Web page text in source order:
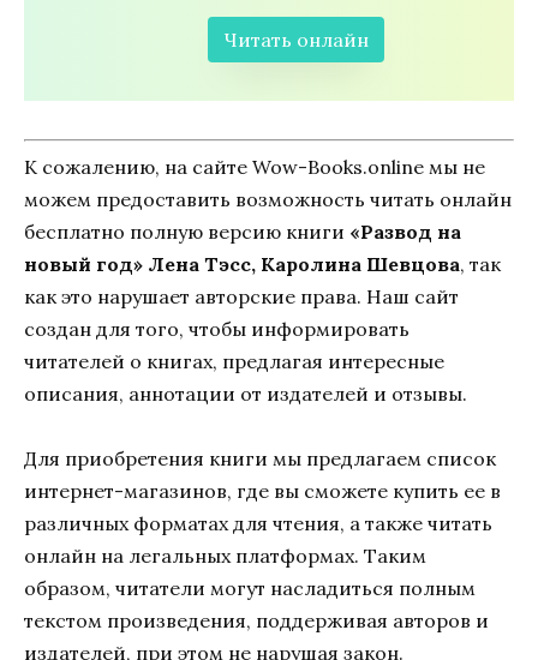
Читать онлайн
К сожалению, на сайте Wow-Books.online мы не
можем предоставить возможность читать онлайн
бесплатно полную версию книги «Развод на
новый год» Лена Тэсс, Каролина Шевцова, так
как это нарушает авторские права. Наш сайт
создан для того, чтобы информировать
читателей о книгах, предлагая интересные
описания, аннотации от издателей и отзывы.
Для приобретения книги мы предлагаем список
интернет-магазинов, где вы сможете купить ее в
различных форматах для чтения, а также читать
онлайн на легальных платформах. Таким
образом, читатели могут насладиться полным
текстом произведения, поддерживая авторов и
издателей, при этом не нарушая закон.